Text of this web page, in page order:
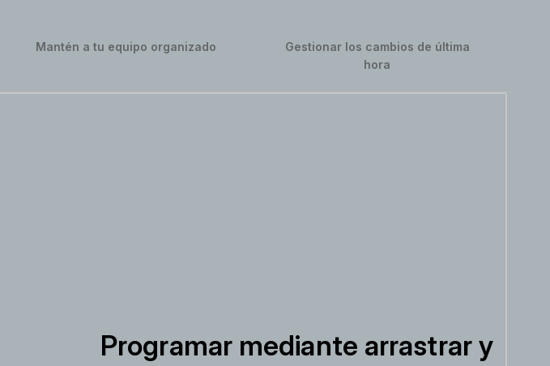
Mantén a tu equipo organizado
Gestionar los cambios de última
hora
Programar mediante arrastrar y